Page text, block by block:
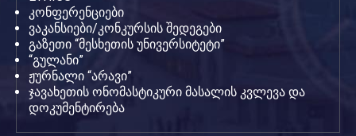
კონფერენციები
ვაკანსიები/კონკურსის შედეგები
გაზეთი “მესხეთის უნივერსიტეტი”
“გულანი”
ჟურნალი “არავი”
ჯავახეთის ონომასტიკური მასალის კვლევა და
დოკუმენტირება